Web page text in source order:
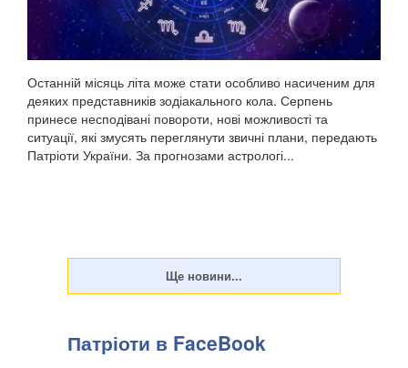
Останній місяць літа може стати особливо насиченим для
деяких представників зодіакального кола. Серпень
принесе несподівані повороти, нові можливості та
ситуації, які змусять переглянути звичні плани, передають
Патріоти України. За прогнозами астрологі...
Патріоти в FaceBook